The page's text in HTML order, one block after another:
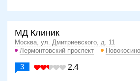
МД Клиник
Москва, ул. Дмитриевского, д. 11
Лермонтовский проспект
Новокосино
3 2.4